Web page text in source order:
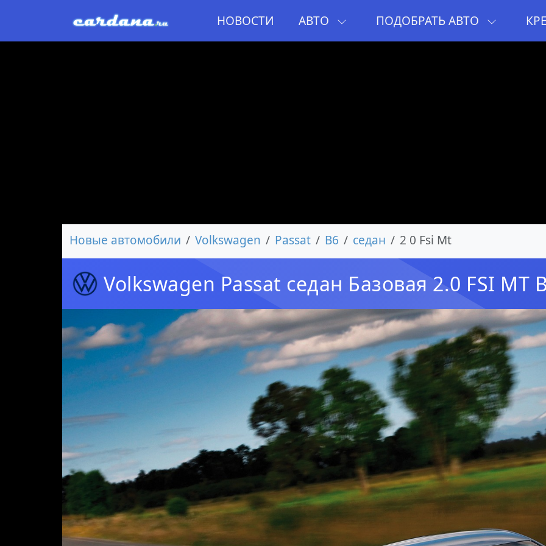
НОВОСТИ АВТО ПОДОБРАТЬ АВТО
Новые автомобили Volkswagen Passat B6 седан 2 0 Fsi Mt
Volkswagen Passat седан Базовая 2.0 FSI MT